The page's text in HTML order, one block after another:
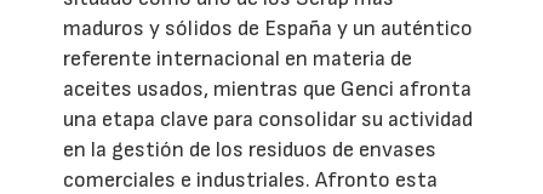
maduros y sólidos de España y un auténtico
referente internacional en materia de
aceites usados, mientras que Genci afronta
una etapa clave para consolidar su actividad
en la gestión de los residuos de envases
comerciales e industriales. Afronto esta